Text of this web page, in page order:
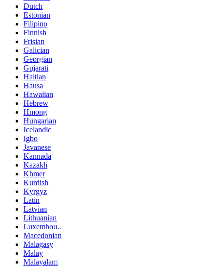
Dutch
Estonian
Filipino
Finnish
Frisian
Galician
Georgian
Gujarati
Haitian
Hausa
Hawaiian
Hebrew
Hmong
Hungarian
Icelandic
Igbo
Javanese
Kannada
Kazakh
Khmer
Kurdish
Kyrgyz
Latin
Latvian
Lithuanian
Luxembou..
Macedonian
Malagasy
Malay
Malayalam